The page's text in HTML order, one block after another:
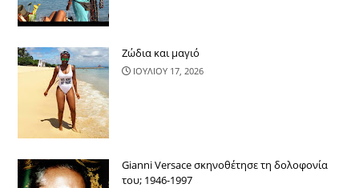
Ζώδια και μαγιό
ΙΟΥΛΙΟΥ 17, 2026
Gianni Versace σκηνοθέτησε τη δολοφονία
του; 1946-1997